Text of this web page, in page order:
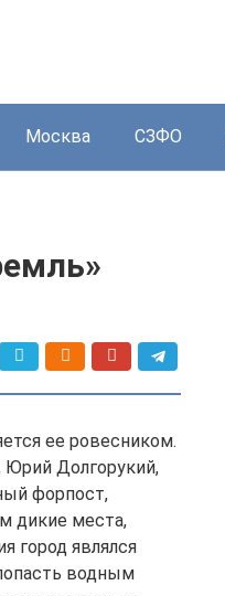
Москва СЗФО
ее ровесником.
Юрий Долгорукий,
форпост,
дикие места,
город являлся
водным